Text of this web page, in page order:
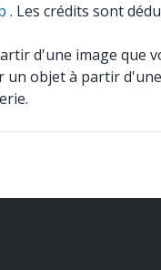
. Les crédits sont
d'une image que
un objet à partir